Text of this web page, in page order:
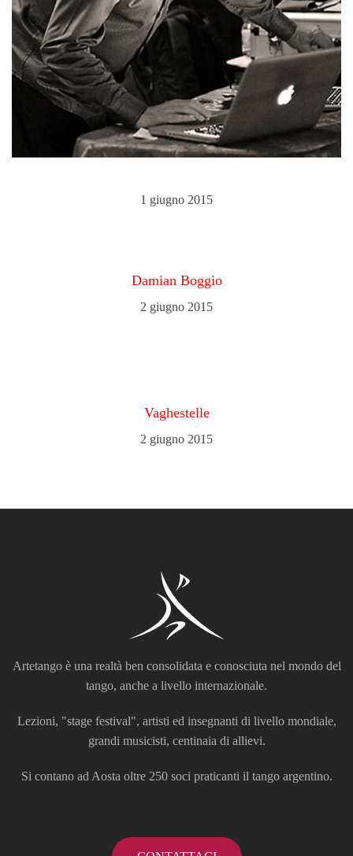
1 giugno 2015
Damian Boggio
2 giugno 2015
Vaghestelle
2 giugno 2015
Artetango è una realtà ben consolidata e conosciuta nel mondo del
tango, anche a livello internazionale.
Lezioni, "stage festival", artisti ed insegnanti di livello mondiale,
grandi musicisti, centinaia di allievi.
Si contano ad Aosta oltre 250 soci praticanti il tango argentino.